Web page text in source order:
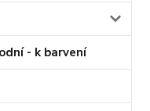
- k barvení